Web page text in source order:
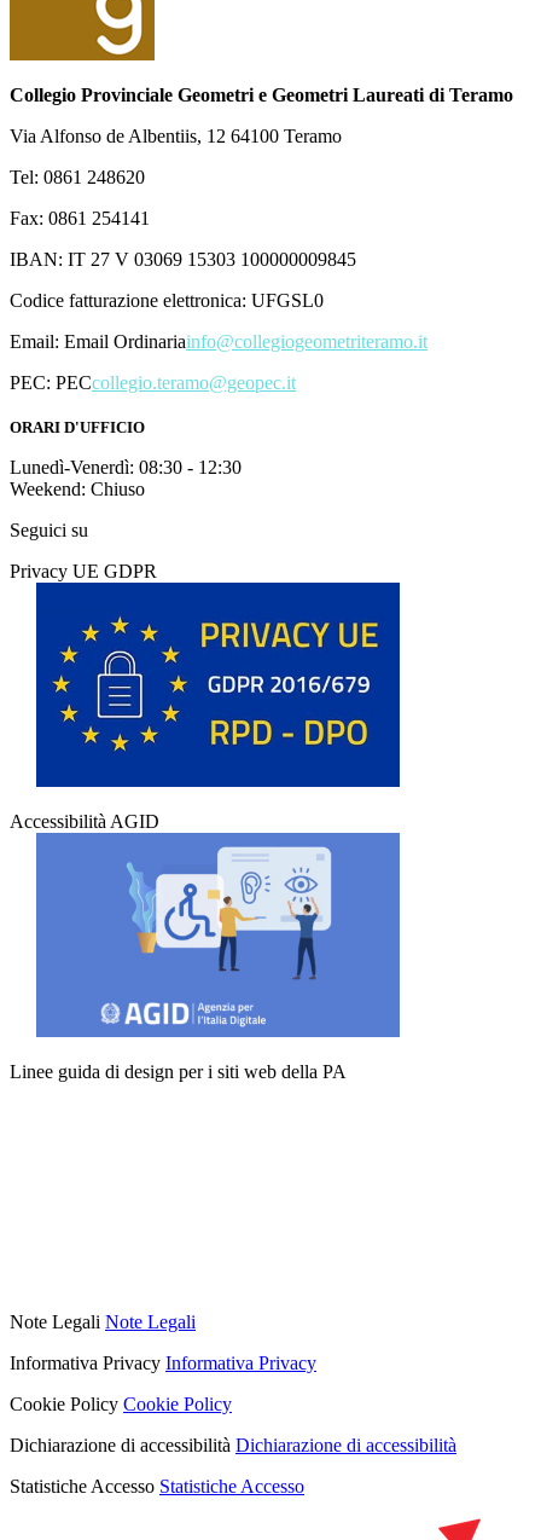
Collegio Provinciale Geometri e Geometri Laureati di Teramo
Via Alfonso de Albentiis, 12 64100 Teramo
Tel: 0861 248620
Fax: 0861 254141
IBAN: IT 27 V 03069 15303 100000009845
Codice fatturazione elettronica: UFGSL0
Email: Email Ordinariainfo@collegiogeometriteramo.it
PEC: PECcollegio.teramo@geopec.it
ORARI D'UFFICIO
Lunedì-Venerdì: 08:30 - 12:30
Weekend: Chiuso
Seguici su
Privacy UE GDPR
Accessibilità AGID
Linee guida di design per i siti web della PA
Note Legali Note Legali
Informativa Privacy Informativa Privacy
Cookie Policy Cookie Policy
Dichiarazione di accessibilità Dichiarazione di accessibilità
Statistiche Accesso Statistiche Accesso